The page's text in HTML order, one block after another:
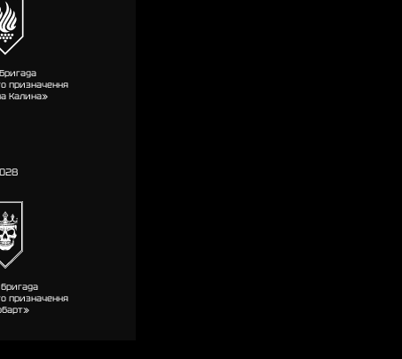
призначення
Калина»
призначення